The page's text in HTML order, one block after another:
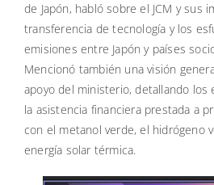
de Japón, habló sobre el JCM y sus
transferencia de tecnología y los
emisiones entre Japón y países
Mencionó también una visión
apoyo del ministerio, detallando los
la asistencia financiera prestada a
con el metanol verde, el hidrógeno
energía solar térmica.